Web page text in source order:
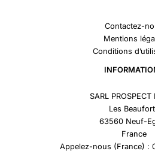
Contactez-
Mentions
Conditions
SARL PROSPECT
Les
63560 Neuf-
France
Appelez-nous (France) :